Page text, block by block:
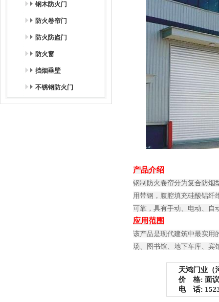
钢木防火门
防火卷帘门
防火防盗门
防火窗
挡烟垂壁
不锈钢防火门
产品介绍
钢制防火卷帘分为复合防烟
用带钢，腹腔填充硅酸铝纤
可靠，具有手动、电动、自
应用范围
该产品是现代建筑中最实用
场、图书馆、地下车库、宾
天鸿门业（
价 格: 面议
电 话: